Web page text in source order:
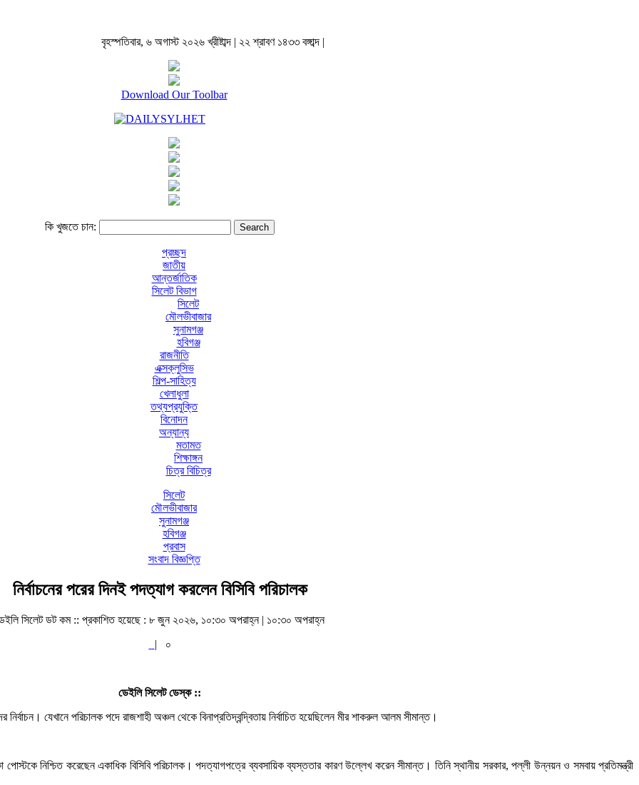
বৃহস্পতিবার, ৬ অগাস্ট ২০২৬ খ্রীষ্টাব্দ | ২২ শ্রাবণ ১৪৩৩ বঙ্গাব্দ |
Download Our Toolbar
কি খুজতে চান:
প্রচ্ছদ
জাতীয়
আন্তর্জাতিক
সিলেট বিভাগ
সিলেট
মৌলভীবাজার
সুনামগঞ্জ
হবিগঞ্জ
রাজনীতি
এক্সক্লুসিভ
শিল্প-সাহিত্য
খেলাধুলা
তথ্যপ্রযুক্তি
বিনোদন
অন্যান্য
মতামত
শিক্ষাঙ্গন
চিত্র বিচিত্র
সিলেট
মৌলভীবাজার
সুনামগঞ্জ
হবিগঞ্জ
প্রবাস
সংবাদ বিজ্ঞপ্তি
নির্বাচনের পরের দিনই পদত্যাগ করলেন বিসিবি পরিচালক
সিলেট ডট কম :: প্রকাশিত হয়েছে : ৮ জুন ২০২৬, ১০:৩০ অপরাহ্ন | ১০:৩০ অপরাহ্ন
|
০
ডেইলি সিলেট ডেস্ক ::
যেখানে পরিচালক পদে রাজশাহী অঞ্চল থেকে বিনাপ্রতিদ্বন্দ্বিতায় নির্বাচিত হয়েছিলেন মীর শাকরুল আলম সীমান্ত।
নিশ্চিত করেছেন একাধিক বিসিবি পরিচালক। পদত্যাগপত্রে ব্যবসায়িক ব্যস্ততার কারণ উল্লেখ করেন সীমান্ত। তিনি স্থানীয় সরকার, পল্লী উন্নয়ন ও সমবায় প্রতিমন্ত্রী